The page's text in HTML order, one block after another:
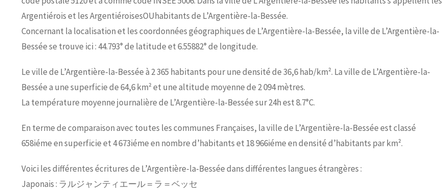
Argentiérois et les ArgentiéroisesOUhabitants de L’Argentière-la-Bessée.
Concernant la localisation et les coordonnées géographiques de L’Argentière-la-Bessée, la ville de L’Argentière-la-
Bessée se trouve ici : 44.793° de latitude et 6.55882° de longitude.
Le ville de L’Argentière-la-Bessée à 2 365 habitants pour une densité de 36,6 hab/km². La ville de L’Argentière-la-
Bessée a une superficie de 64,6 km² et une altitude moyenne de 2 094 mètres.
La température moyenne journalière de L’Argentière-la-Bessée sur 24h est 8.7°C.
En terme de comparaison avec toutes les communes Françaises, la ville de L’Argentière-la-Bessée est classé
658iéme en superficie et 4 673iéme en nombre d’habitants et 18 966iéme en densité d’habitants par km².
Voici les différentes écritures de L’Argentière-la-Bessée dans différentes langues étrangères :
Japonais : ラルジャンティエール＝ラ＝ベッセ